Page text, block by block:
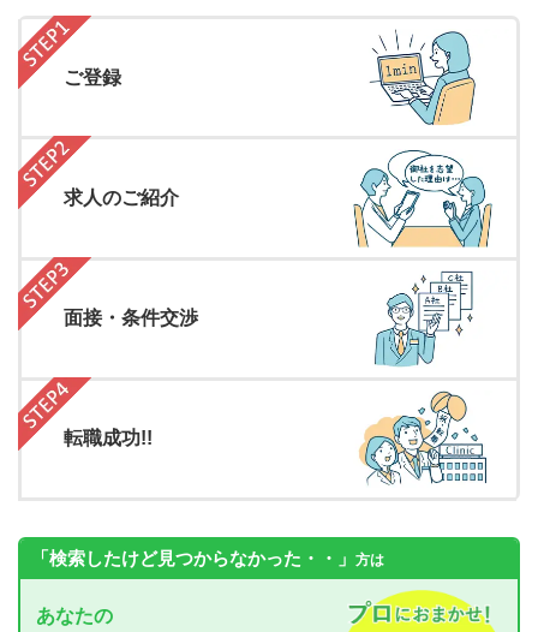
ご登録
求人のご紹介
面接・条件交渉
転職成功!!
「検索したけど見つからなかった・・」 方は
あなたの